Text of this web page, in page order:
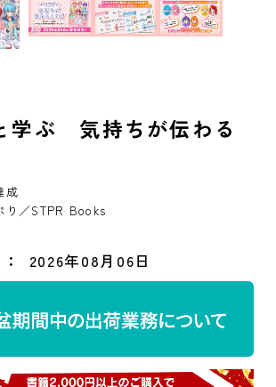
学ぶ 気持ちが伝わる
成
り／STPR Books
2026年08月06日